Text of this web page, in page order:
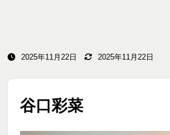
2025年11月22日 2025年11月22日
谷口彩菜